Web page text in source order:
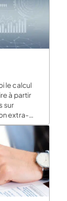
le calcul
à partir
sur
extra-
? Calculer
quel que